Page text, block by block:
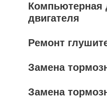
Компьютерная
двигателя
Ремонт
Замена
Замена